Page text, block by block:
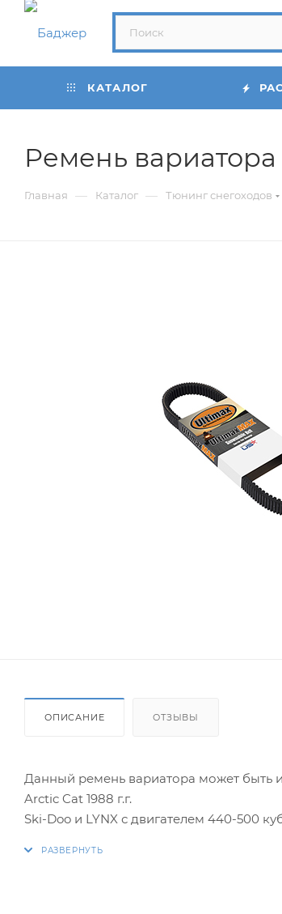
КАТАЛОГ
Ремень вариатора
Главная — Каталог — Тюнинг снегоходов
ОПИСАНИЕ ОТЗЫВЫ
Данный ремень вариатора может быть
Arctic Cat 1988 г.г.
Ski-Doo и LYNX с двигателем 440-500